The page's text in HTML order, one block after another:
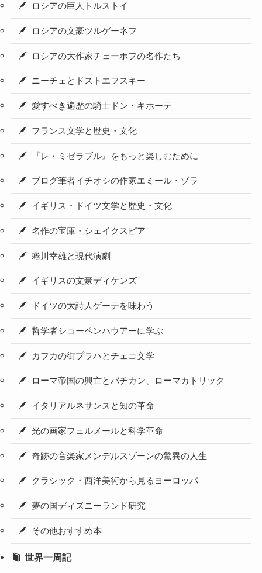
ロシアの巨人トルストイ
ロシアの文豪ツルゲーネフ
ロシアの大作家チェーホフの名作たち
ニーチェとドストエフスキー
愛すべき遍歴の騎士ドン・キホーテ
フランス文学と歴史・文化
『レ・ミゼラブル』をもっと楽しむために
ブログ筆者イチオシの作家エミール・ゾラ
イギリス・ドイツ文学と歴史・文化
名作の宝庫・シェイクスピア
蜷川幸雄と現代演劇
イギリスの文豪ディケンズ
ドイツの大詩人ゲーテを味わう
哲学者ショーペンハウアーに学ぶ
カフカの街プラハとチェコ文学
ローマ帝国の興亡とバチカン、ローマカトリック
イタリアルネサンスと知の革命
光の画家フェルメールと科学革命
奇跡の音楽家メンデルスゾーンの驚異の人生
クラシック・西洋美術から見るヨーロッパ
夢の国ディズニーランド研究
その他おすすめ本
世界一周記